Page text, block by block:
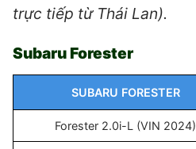
trực tiếp từ Thái Lan).
Subaru Forester
SUBARU FORESTER
Forester 2.0i-L (VIN 2024)